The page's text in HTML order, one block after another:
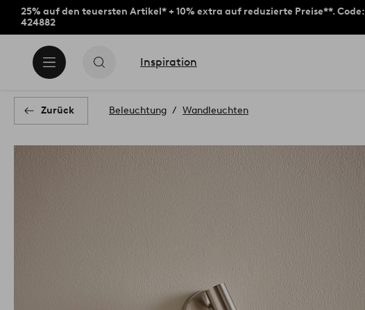
25% auf den teuersten Artikel* + 10% extra auf reduzierte Preise**. Code:
424882
Inspiration
Zurück Beleuchtung Wandleuchten